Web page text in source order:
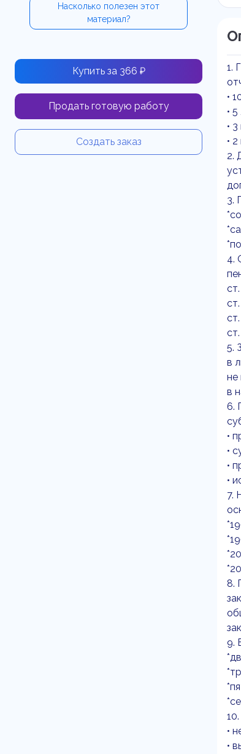
Насколько полезен этот
материал?
Купить за 366 ₽
Продать готовую работу
Создать заказ
1.
•
•
•
•
2.
3.
4.
5.
в
не
в
6.
•
•
•
•
7.
8.
9.
•
•